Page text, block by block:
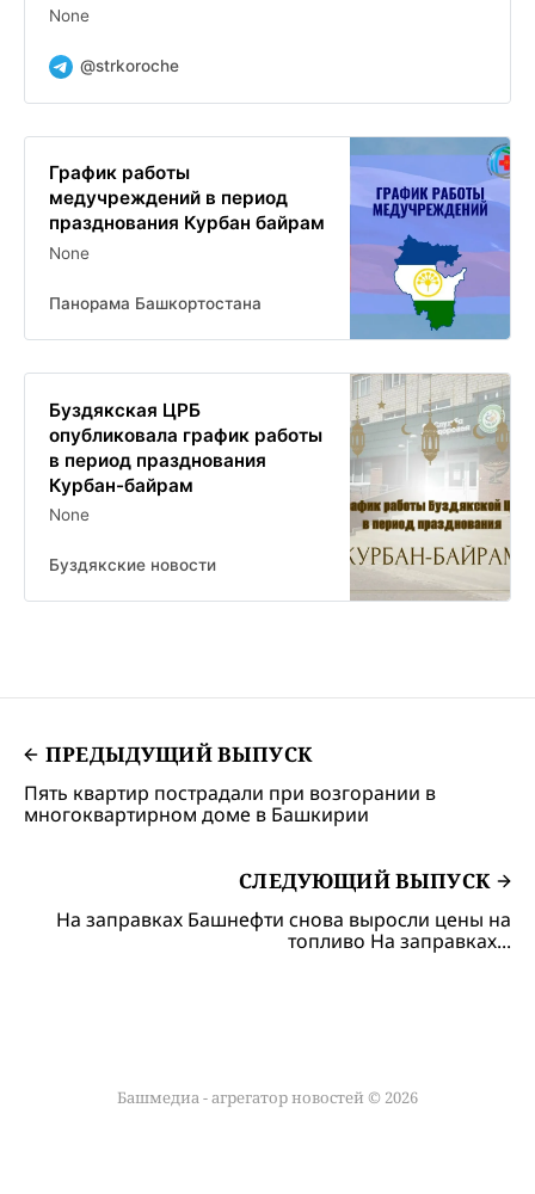
None
@strkoroche
График работы
медучреждений в период
празднования Курбан байрам
None
Панорама Башкортостана
Буздякская ЦРБ
опубликовала график работы
в период празднования
Курбан-байрам
None
Буздякские новости
ПРЕДЫДУЩИЙ ВЫПУСК
Пять квартир пострадали при возгорании в
многоквартирном доме в Башкирии
СЛЕДУЮЩИЙ ВЫПУСК
На заправках Башнефти снова выросли цены на
топливо На заправках...
Башмедиа - агрегатор новостей © 2026